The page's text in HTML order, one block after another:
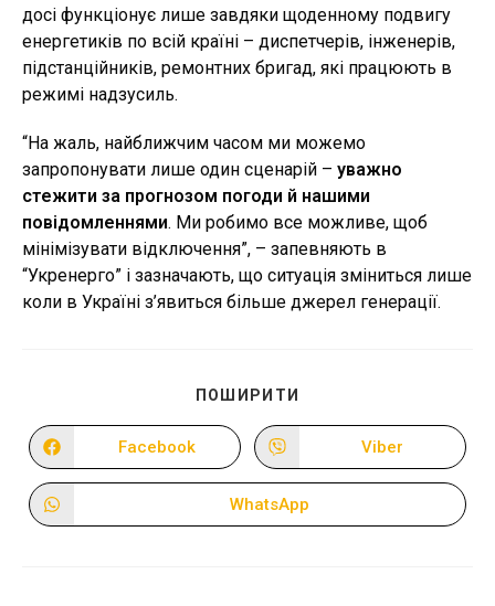
досі функціонує лише завдяки щоденному подвигу
енергетиків по всій країні – диспетчерів, інженерів,
підстанційників, ремонтних бригад, які працюють в
режимі надзусиль.
“На жаль, найближчим часом ми можемо
запропонувати лише один сценарій – уважно
стежити за прогнозом погоди й нашими
повідомленнями. Ми робимо все можливе, щоб
мінімізувати відключення”, – запевняють в
“Укренерго” і зазначають, що ситуація зміниться лише
коли в Україні з’явиться більше джерел генерації.
ПОШИРИТИ
ВМІСТОМ
Відкрити
в
новому
Facebook
Відкрити
в
новому
Viber
Відкрити
в
WhatsApp